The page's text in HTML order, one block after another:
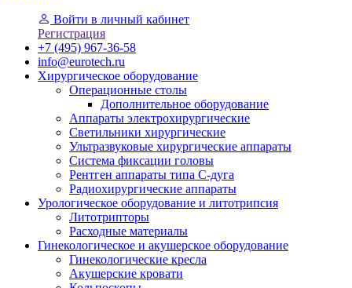
Войти в личный кабинет
Регистрация
+7 (495) 967-36-58
info@eurotech.ru
Хирургическое оборудование
Операционные столы
Дополнительное оборудование
Аппараты электрохирургические
Светильники хирургические
Ультразвуковые хирургические аппараты
Система фиксации головы
Рентген аппараты типа С-дуга
Радиохирургические аппараты
Урологическое оборудование и литотрипсия
Литотрипторы
Расходные материалы
Гинекологическое и акушерское оборудование
Гинекологические кресла
Акушерские кровати